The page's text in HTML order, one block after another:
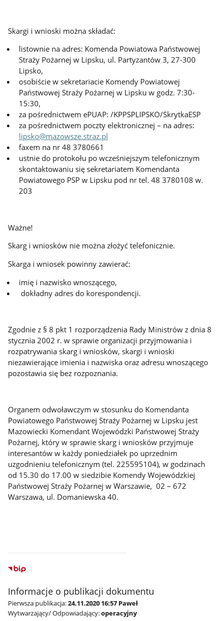
Skargi i wnioski można składać:
listownie na adres: Komenda Powiatowa Państwowej
Straży Pożarnej w Lipsku, ul. Partyzantów 3, 27-300
Lipsko,
osobiście w sekretariacie Komendy Powiatowej
Państwowej Straży Pożarnej w Lipsku w godz. 7:30-
15:30,
za pośrednictwem ePUAP: /KPPSPLIPSKO/SkrytkaESP
za pośrednictwem poczty elektronicznej – na adres:
lipsko@mazowsze.straz.pl
faxem na nr 48 3780661
ustnie do protokołu po wcześniejszym telefonicznym
skontaktowaniu się sekretariatem Komendanta
Powiatowego PSP w Lipsku pod nr tel. 48 3780108 w.
203
Ważne!
Skarg i wniosków nie można złożyć telefonicznie.
Skarga i wniosek powinny zawierać:
imię i nazwisko wnoszącego,
dokładny adres do korespondencji.
Zgodnie z § 8 pkt 1 rozporządzenia Rady Ministrów z dnia 8
stycznia 2002 r. w sprawie organizacji przyjmowania i
rozpatrywania skarg i wniosków, skargi i wnioski
niezawierające imienia i nazwiska oraz adresu wnoszącego
pozostawia się bez rozpoznania.
Organem odwoławczym w stosunku do Komendanta
Powiatowego Państwowej Straży Pożarnej w Lipsku jest
Mazowiecki Komendant Wojewódzki Państwowej Straży
Pożarnej, który w sprawie skarg i wniosków przyjmuje
interesantów w każdy poniedziałek po uprzednim
uzgodnieniu telefonicznym (tel. 225595104), w godzinach
od 15.30 do 17.00 w siedzibie Komendy Wojewódzkiej
Państwowej Straży Pożarnej w Warszawie, 02 – 672
Warszawa, ul. Domaniewska 40.
Informacje o publikacji dokumentu
Pierwsza publikacja:24.11.2020 16:57 Paweł
Wytwarzający/ Odpowiadający:operacyjny